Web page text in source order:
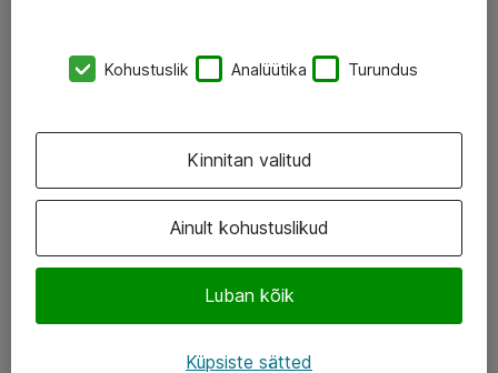
Järvevana tee 7b, 10112 Tallinn
Facebook
Kohustuslik Analüütika Turundus
Ainult kohustuslikud
Luban kõik
Kinnitan valitud
Küpsiste sätted